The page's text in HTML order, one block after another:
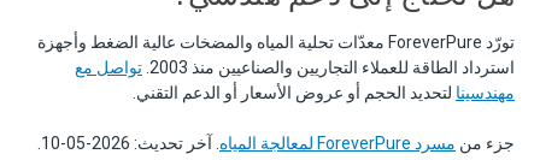
تورّد ForeverPure معدّات تحلية المياه والمضخات عالية الضغط وأجهزة
استرداد الطاقة للعملاء التجاريين والصناعيين منذ 2003.
تواصل مع
مهندسينا لتحديد الحجم أو عروض الأسعار أو الدعم التقني.
جزء من مسرد ForeverPure لمعالجة المياه . آخر تحديث: 2026-05-10.